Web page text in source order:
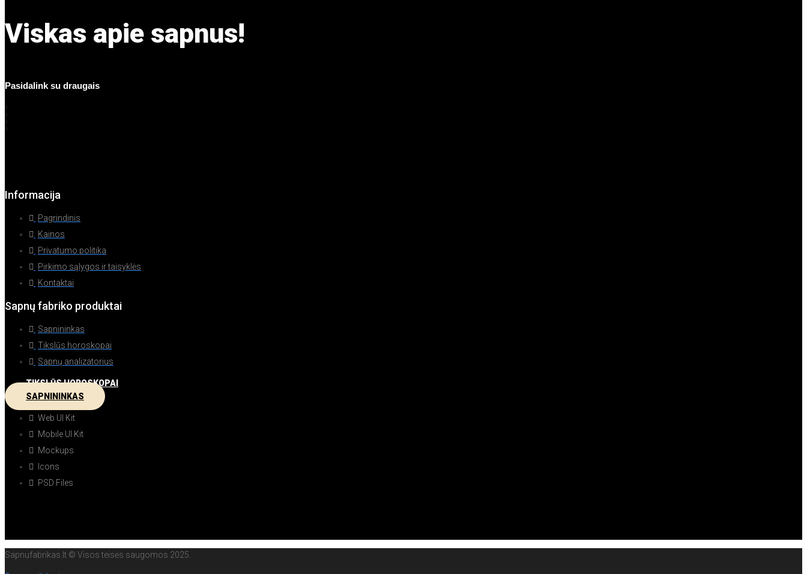
Viskas apie sapnus!
Pasidalink su draugais
Informacija
Pagrindinis
Kainos
Privatumo politika
Pirkimo sąlygos ir taisyklės
Kontaktai
Sapnų fabriko produktai
Sapnininkas
Tikslūs horoskopai
Sapnų analizatorius
TIKSLŪS HOROSKOPAI
SAPNININKAS
Web UI Kit
Mobile UI Kit
Mockups
Icons
PSD Files
Sapnufabrikas.lt © Visos teisės saugomos 2025.